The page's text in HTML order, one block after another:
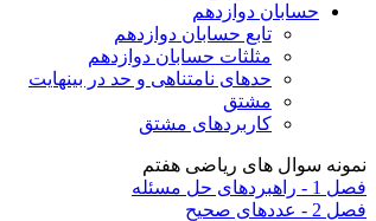
حسابان دوازدهم
تابع حسابان دوازدهم
مثلثات حسابان دوازدهم
حدهای نامتناهی و حد در بینهایت
مشتق
کاربردهای مشتق
نمونه سوال های ریاضی هفتم
فصل 1 - راهبردهای حل مسئله
فصل 2 - عددهای صحیح